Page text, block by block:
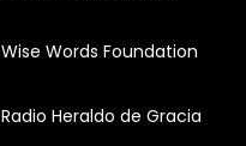
Wise Words Foundation
Radio Heraldo de Gracia